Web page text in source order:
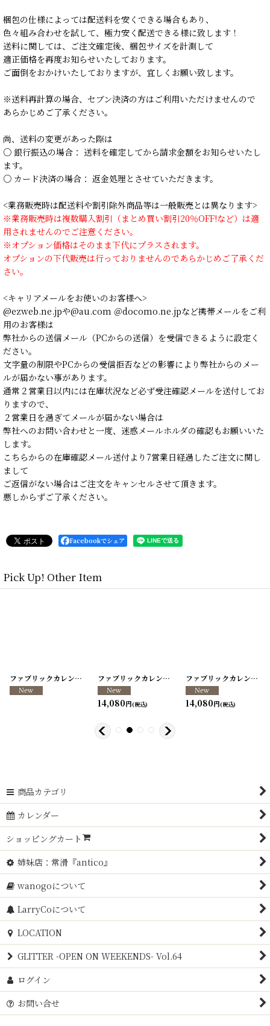
梱包の仕様によっては配送料を安くできる場合もあり、
色々組み合わせを試して、極力安く配送できる様に致します！
送料に関しては、ご注文確定後、梱包サイズを計測して
適正価格を再度お知らせいたしております。
ご面倒をおかけいたしておりますが、宜しくお願い致します。
※送料再計算の場合、セブン決済の方はご利用いただけませんので
あらかじめご了承ください。
尚、送料の変更があった際は
○ 銀行振込の場合： 送料を確定してから請求金額をお知らせいたし
ます。
○ カード決済の場合： 返金処理とさせていただきます。
<業務販売時は配送料や割引除外商品等は一般販売とは異なります>
※業務販売時は複数購入割引（まとめ買い割引20％OFF!など）は適
用されませんのでご注意ください。
※オプション価格はそのまま下代にプラスされます。
オプションの下代販売は行っておりませんのであらかじめご了承くだ
さい。
<キャリアメールをお使いのお客様へ>
@ezweb.ne.jpや@au.com ＠docomo.ne.jpなど携帯メールをご利
用のお客様は
弊社からの送信メール（PCからの送信）を受信できるように設定く
ださい。
文字量の制限やPCからの受信拒否などの影響により弊社からのメー
ルが届かない事があります。
通常２営業日以内には在庫状況など必ず受注確認メールを送付してお
りますので、
２営業日を過ぎてメールが届かない場合は
弊社へのお問い合わせと一度、迷惑メールホルダの確認もお願いいた
します。
こちらからの在庫確認メール送付より7営業日経過したご注文に関し
まして
ご返信がない場合はご注文をキャンセルさせて頂きます。
悪しからずご了承ください。
Facebookでシェア
Pick Up! Other Item
[260317-40 [260317-39 [260317-38
ファブリックカレンダー ・キッチンクロス リメイクパンツ/VINTAGE REMAKE PANTS ファブリックカレンダー ・キッチンクロス リメイクパンツ/VINTAGE REMAKE PANTS
14,080円(税込)
ファブリックカレンダー ・キッチンクロス リメイクパンツ/VINTAGE REMAKE PANTS
14,080円(税込)
商品カテゴリ
カレンダー
ショッピングカート
姉妹店：常滑『antico』
wanogoについて
LarryCoについて
LOCATION
GLITTER -OPEN ON WEEKENDS- Vol.64
ログイン
お問い合せ